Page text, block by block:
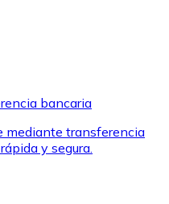
para comprar
bancaria
mediante transferencia
y segura.